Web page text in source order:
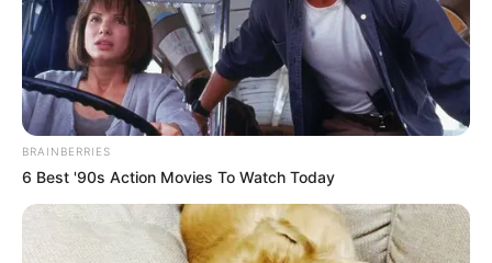
BRAINBERRIES
6 Best '90s Action Movies To Watch Today